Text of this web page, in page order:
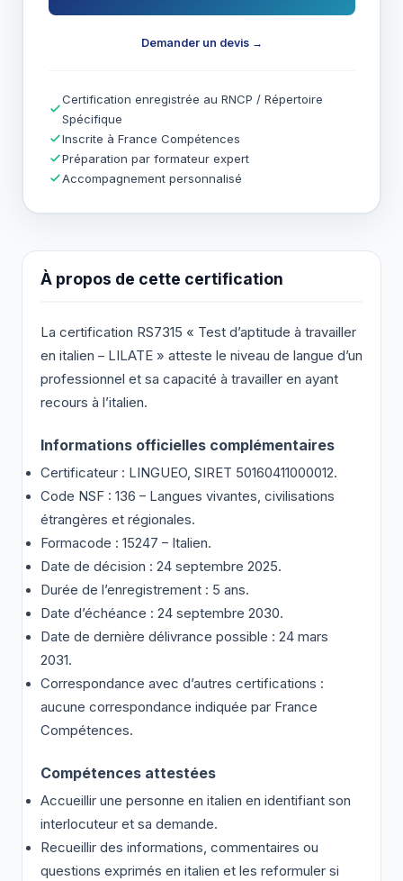
À propos de cette certification
La certification RS7315 « Test d’aptitude à travailler
en italien – LILATE » atteste le niveau de langue d’un
professionnel et sa capacité à travailler en ayant
recours à l’italien.
Informations officielles complémentaires
Certificateur : LINGUEO, SIRET 50160411000012.
Code NSF : 136 – Langues vivantes, civilisations
étrangères et régionales.
Formacode : 15247 – Italien.
Date de décision : 24 septembre 2025.
Durée de l’enregistrement : 5 ans.
Date d’échéance : 24 septembre 2030.
Date de dernière délivrance possible : 24 mars
2031.
Correspondance avec d’autres certifications :
aucune correspondance indiquée par France
Compétences.
Compétences attestées
Accueillir une personne en italien en identifiant son
interlocuteur et sa demande.
Recueillir des informations, commentaires ou
questions exprimés en italien et les reformuler si
Demander un devis →
Certification enregistrée au RNCP / Répertoire
Spécifique
Inscrite à France Compétences
Préparation par formateur expert
Accompagnement personnalisé